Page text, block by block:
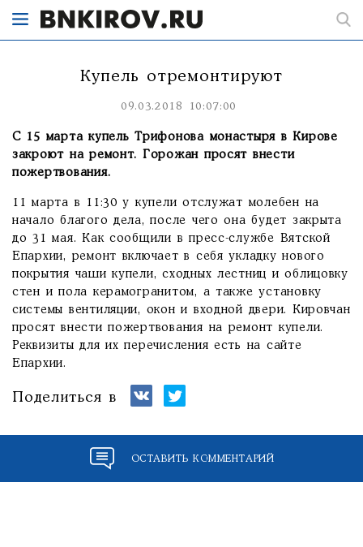
Купель отремонтируют
09.03.2018 10:07:00
С 15 марта купель Трифонова монастыря в Кирове
закроют на ремонт. Горожан просят внести
пожертвования.
11 марта в 11:30 у купели отслужат молебен на
начало благого дела, после чего она будет закрыта
до 31 мая. Как сообщили в пресс-службе Вятской
Епархии, ремонт включает в себя укладку нового
покрытия чаши купели, сходных лестниц и облицовку
стен и пола керамогранитом, а также установку
системы вентиляции, окон и входной двери. Кировчан
просят внести пожертвования на ремонт купели.
Реквизиты для их перечисления есть на сайте
Епархии.
Поделиться в
ОСТАВИТЬ КОММЕНТАРИЙ